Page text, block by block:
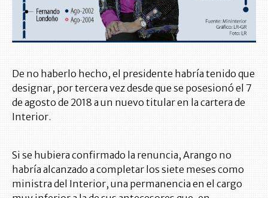
De no haberlo hecho, el presidente habría tenido que
designar, por tercera vez desde que se posesionó el 7
de agosto de 2018 a un nuevo titular en la cartera de
Interior.
Si se hubiera confirmado la renuncia, Arango no
habría alcanzado a completar los siete meses como
ministra del Interior, una permanencia en el cargo